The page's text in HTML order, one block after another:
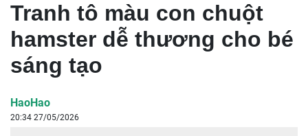
Tranh tô màu con chuột
hamster dễ thương cho bé
sáng tạo
HaoHao
20:34 27/05/2026